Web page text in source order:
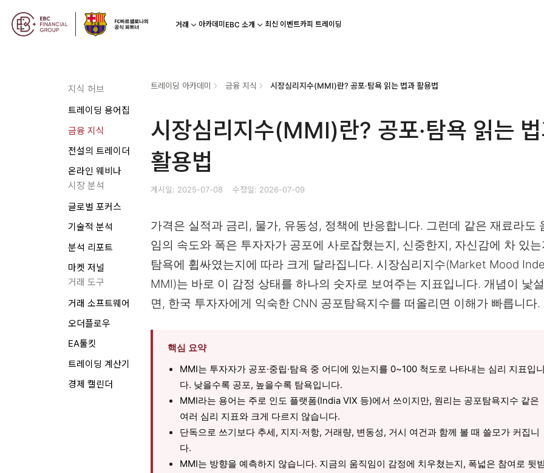
거래 아카데미 EBC 소개 최신 이벤트카피 트레이딩
지식 허브
트레이딩 용어집
금융 지식
전설의 트레이더
온라인 웨비나
시장 분석
글로벌 포커스
기술적 분석
분석 리포트
마켓 저널
거래 도구
거래 소프트웨어
오더플로우
EA툴킷
트레이딩 계산기
경제 캘린더
트레이딩 아카데미 금융 지식 시장심리지수(MMI)란? 공포·탐욕 읽는 법과 활용법
시장심리지수(MMI)란? 공포·탐욕 읽는
활용법
게시일: 2025-07-08 수정일: 2026-07-09
가격은 실적과 금리, 물가, 유동성, 정책에 반응합니다. 그런데 같은 재료라도
임의 속도와 폭은 투자자가 공포에 사로잡혔는지, 신중한지, 자신감에 차 있는
탐욕에 휩싸였는지에 따라 크게 달라집니다. 시장심리지수(Market Mood
MMI)는 바로 이 감정 상태를 하나의 숫자로 보여주는 지표입니다. 개념이 낯
면, 한국 투자자에게 익숙한 CNN 공포탐욕지수를 떠올리면 이해가 빠릅니다.
핵심 요약
MMI는 투자자가 공포·중립·탐욕 중 어디에 있는지를 0~100 척도로 나타내는 심리 지표입니
다. 낮을수록 공포, 높을수록 탐욕입니다.
MMI라는 용어는 주로 인도 플랫폼(India VIX 등)에서 쓰이지만, 원리는 공포탐욕지수 같은
여러 심리 지표와 크게 다르지 않습니다.
단독으로 쓰기보다 추세, 지지·저항, 거래량, 변동성, 거시 여건과 함께 볼 때 쓸모가 커집니
다.
MMI는 방향을 예측하지 않습니다. 지금의 움직임이 감정에 치우쳤는지, 폭넓은 참여로 뒷